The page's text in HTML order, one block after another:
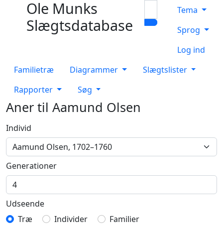
Hop til indhold
Ole Munks
Slægtsdatabase
Tema
Sprog
Log ind
Familietræ
Diagrammer
Slægtslister
Rapporter
Søg
Aner til Aamund Olsen
Individ
Generationer
Udseende
Træ
Individer Familier